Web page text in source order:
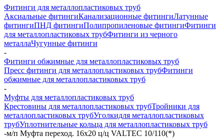
Фитинги для металлопластиковых труб
Аксиальные фитингиКанализационные фитингиЛатунные
фитингиПНД фитингиПолипропиленовые фитингиФитинги
для металлопластиковых трубФитинги из черного
металлаЧугунные фитинги
-
Фитинги обжимные для металлопластиковых труб
Пресс фитинги для металлопластиковых трубФитинги
обжимные для металлопластиковых труб
-
Муфты для металлопластиковых труб
Крестовины для металлопластиковых трубТройники для
металлопластиковых трубУголкидля металлопластиковых
трубУплотнительные кольца для металлопластиковых труб
-м/п Муфта переход. 16х20 ц/ц VALTEC 10/110(*)